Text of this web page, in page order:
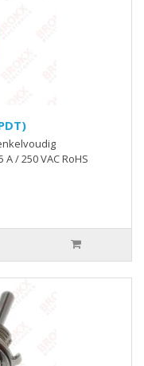
/ 250 VAC RoHS